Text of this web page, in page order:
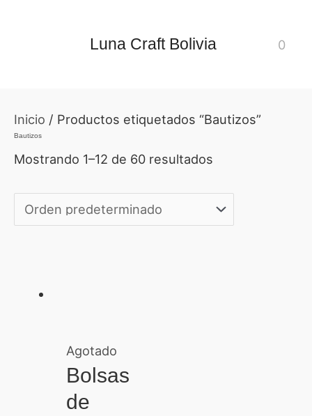
Luna Craft Bolivia 0
Inicio / Productos etiquetados “Bautizos”
Bautizos
Mostrando 1–12 de 60 resultados
Agotado
Bolsas
de